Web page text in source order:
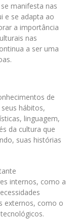
manifesta nas
e se adapta ao
a importância
nas
a ser uma
de
hábitos,
linguagem,
da cultura que
suas histórias
internos, como a
externos, como o